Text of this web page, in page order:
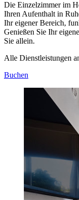
Die Einzelzimmer im
Ihren Aufenthalt in
Ihr eigener Bereich,
Genießen Sie Ihr
Sie allein.
Alle Dienstleistungen
Buchen